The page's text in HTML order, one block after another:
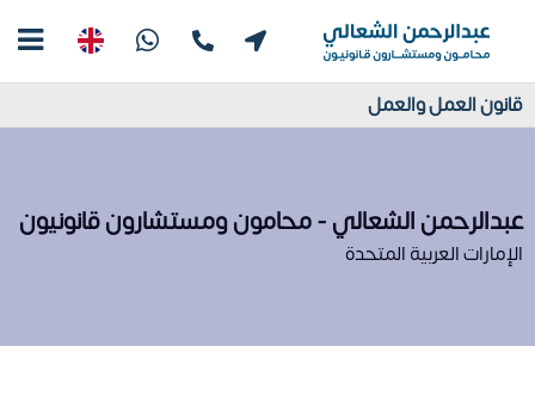
قانون العمل والعمل
عبدالرحمن الشعالي - محامون ومستشارون قانونيون
الإمارات العربية المتحدة